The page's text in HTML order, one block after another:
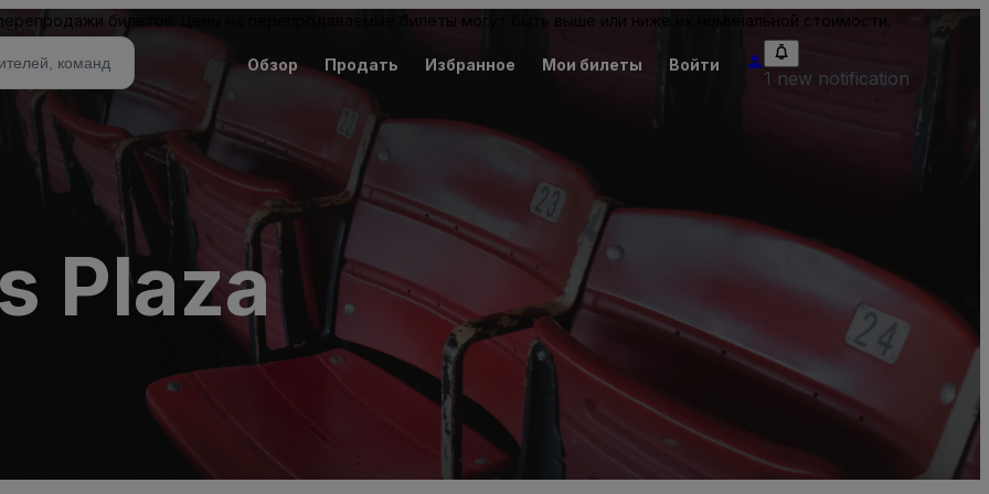
билетов. Цены на перепродаваемые билеты могут быть выше или ниже их номинальной стоимости.
Обзор Продать Избранное Мои билеты Войти
1 new notification
Plaza